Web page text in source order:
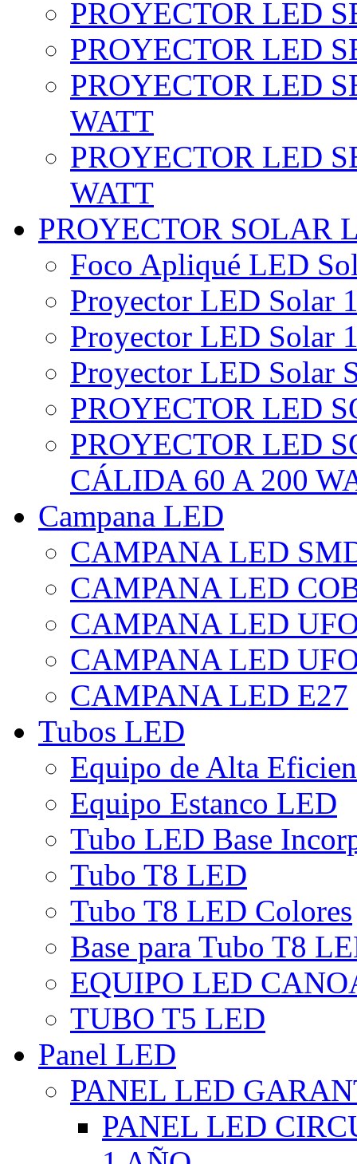
PROYECTOR LED
PROYECTOR LED
PROYECTOR LED
WATT
PROYECTOR LED
WATT
PROYECTOR SOLAR
Foco Apliqué LED
Proyector LED Solar
Proyector LED Solar
Proyector LED Solar
PROYECTOR LED
PROYECTOR LED
CÁLIDA 60 A 200
Campana LED
CAMPANA LED
CAMPANA LED
CAMPANA LED
CAMPANA LED
CAMPANA LED E27
Tubos LED
Equipo de Alta
Equipo Estanco LED
Tubo LED Base
Tubo T8 LED
Tubo T8 LED Colores
Base para Tubo T8
EQUIPO LED
TUBO T5 LED
Panel LED
PANEL LED
PANEL LED